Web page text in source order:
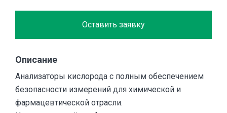
Оставить заявку
Описание
Анализаторы кислорода с полным обеспечением
безопасности измерений для химической и
фармацевтической отрасли.